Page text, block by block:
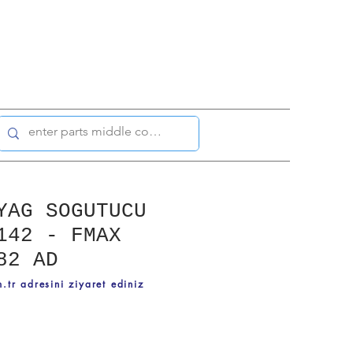
SOGUTUCU
- FMAX
AD
adresini ziyaret ediniz